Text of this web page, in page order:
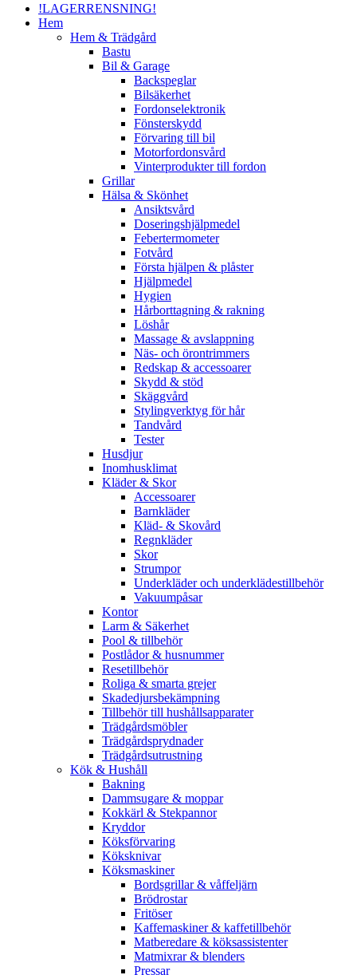
!LAGERRENSNING!
Hem
Hem & Trädgård
Bastu
Bil & Garage
Backspeglar
Bilsäkerhet
Fordonselektronik
Fönsterskydd
Förvaring till bil
Motorfordonsvård
Vinterprodukter till fordon
Grillar
Hälsa & Skönhet
Ansiktsvård
Doseringshjälpmedel
Febertermometer
Fotvård
Första hjälpen & plåster
Hjälpmedel
Hygien
Hårborttagning & rakning
Löshår
Massage & avslappning
Näs- och örontrimmers
Redskap & accessoarer
Skydd & stöd
Skäggvård
Stylingverktyg för hår
Tandvård
Tester
Husdjur
Inomhusklimat
Kläder & Skor
Accessoarer
Barnkläder
Kläd- & Skovård
Regnkläder
Skor
Strumpor
Underkläder och underklädestillbehör
Vakuumpåsar
Kontor
Larm & Säkerhet
Pool & tillbehör
Postlådor & husnummer
Resetillbehör
Roliga & smarta grejer
Skadedjursbekämpning
Tillbehör till hushållsapparater
Trädgårdsmöbler
Trädgårdsprydnader
Trädgårdsutrustning
Kök & Hushåll
Bakning
Dammsugare & moppar
Kokkärl & Stekpannor
Kryddor
Köksförvaring
Köksknivar
Köksmaskiner
Bordsgrillar & våffeljärn
Brödrostar
Fritöser
Kaffemaskiner & kaffetillbehör
Matberedare & köksassistenter
Matmixrar & blenders
Pressar